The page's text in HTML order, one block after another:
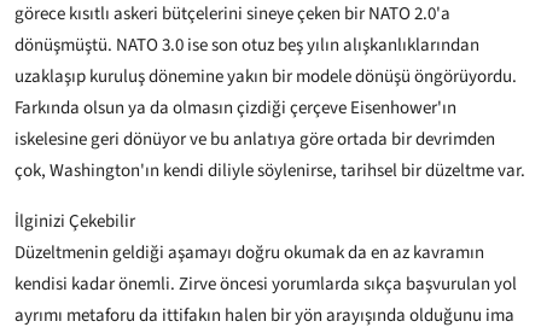
görece kısıtlı askeri bütçelerini sineye çeken bir NATO 2.0'a
dönüşmüştü. NATO 3.0 ise son otuz beş yılın alışkanlıklarından
uzaklaşıp kuruluş dönemine yakın bir modele dönüşü öngörüyordu.
Farkında olsun ya da olmasın çizdiği çerçeve Eisenhower'ın
iskelesine geri dönüyor ve bu anlatıya göre ortada bir devrimden
çok, Washington'ın kendi diliyle söylenirse, tarihsel bir düzeltme var.
İlginizi Çekebilir
Düzeltmenin geldiği aşamayı doğru okumak da en az kavramın
kendisi kadar önemli. Zirve öncesi yorumlarda sıkça başvurulan yol
ayrımı metaforu da ittifakın halen bir yön arayışında olduğunu ima